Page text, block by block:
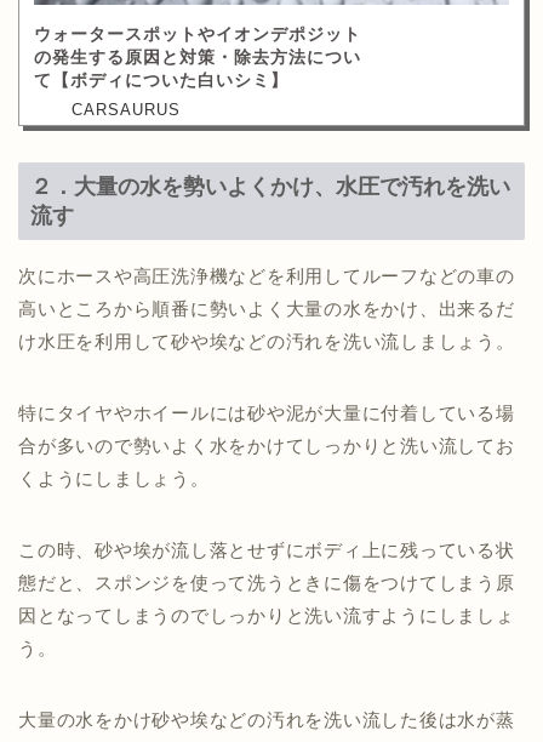
ウォータースポットやイオンデポジット
の発生する原因と対策・除去方法につい
て【ボディについた白いシミ】
２．大量の水を勢いよくかけ、水圧で汚れを洗い
流す
次にホースや高圧洗浄機などを利用してルーフなどの車の
高いところから順番に勢いよく大量の水をかけ、出来るだ
け水圧を利用して砂や埃などの汚れを洗い流しましょう。
特にタイヤやホイールには砂や泥が大量に付着している場
合が多いので勢いよく水をかけてしっかりと洗い流してお
くようにしましょう。
この時、砂や埃が流し落とせずにボディ上に残っている状
態だと、スポンジを使って洗うときに傷をつけてしまう原
因となってしまうのでしっかりと洗い流すようにしましょ
う。
大量の水をかけ砂や埃などの汚れを洗い流した後は水が蒸